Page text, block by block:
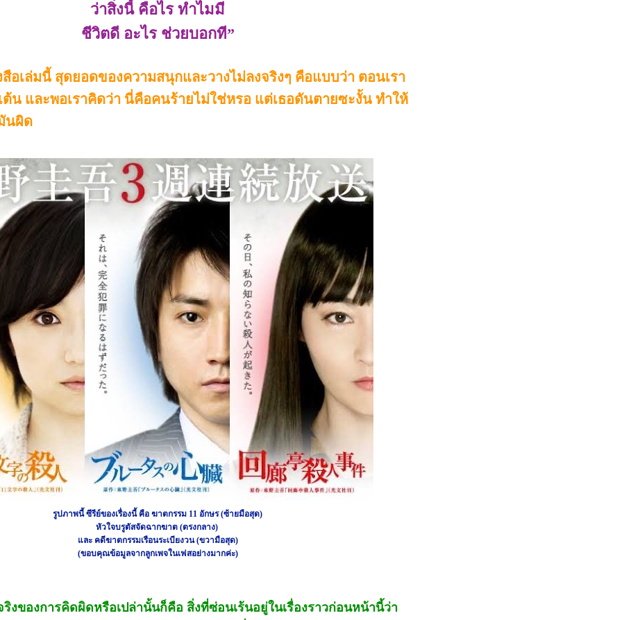
ว่าสิ่งนี้ คือไร ทำไมมี
ชีวิตดี อะไร ช่วยบอกที”
เล่มนี้ สุดยอดของความสนุกและวางไม่ลงจริงๆ คือแบบว่า ตอนเรา
ต้น และพอเราคิดว่า นี่คือคนร้ายไม่ใช่หรอ แต่เธอดันตายซะงั้น ทำให้
นผิด
รูปภาพนี้ ซีรีย์ของเรื่องนี้ คือ ฆาตกรรม 11 อักษร (ซ้ายมือสุด)
หัวใจบรูตัสจัดฉากฆาต (ตรงกลาง)
และ คดีฆาตกรรมเรือนระเบียงวน (ขวามือสุด)
(ขอบคุณข้อมูลจากลูกเพจในเฟสอย่างมากค่ะ)
ของการคิดผิดหรือเปล่านั้นก็คือ สิ่งที่ซ่อนเร้นอยู่ในเรื่องราวก่อนหน้านี้ว่า